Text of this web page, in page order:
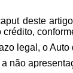
deste
legal, o
não